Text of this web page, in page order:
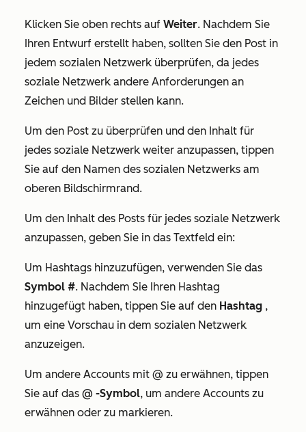
Klicken Sie oben rechts auf Weiter. Nachdem Sie
Ihren Entwurf erstellt haben, sollten Sie den Post in
jedem sozialen Netzwerk überprüfen, da jedes
soziale Netzwerk andere Anforderungen an
Zeichen und Bilder stellen kann.
Um den Post zu überprüfen und den Inhalt für
jedes soziale Netzwerk weiter anzupassen, tippen
Sie auf den Namen des sozialen Netzwerks am
oberen Bildschirmrand.
Um den Inhalt des Posts für jedes soziale Netzwerk
anzupassen, geben Sie in das Textfeld ein:
Um Hashtags hinzuzufügen, verwenden Sie das
Symbol #. Nachdem Sie Ihren Hashtag
hinzugefügt haben, tippen Sie auf den Hashtag ,
um eine Vorschau in dem sozialen Netzwerk
anzuzeigen.
Um andere Accounts mit @ zu erwähnen, tippen
Sie auf das @ -Symbol, um andere Accounts zu
erwähnen oder zu markieren.